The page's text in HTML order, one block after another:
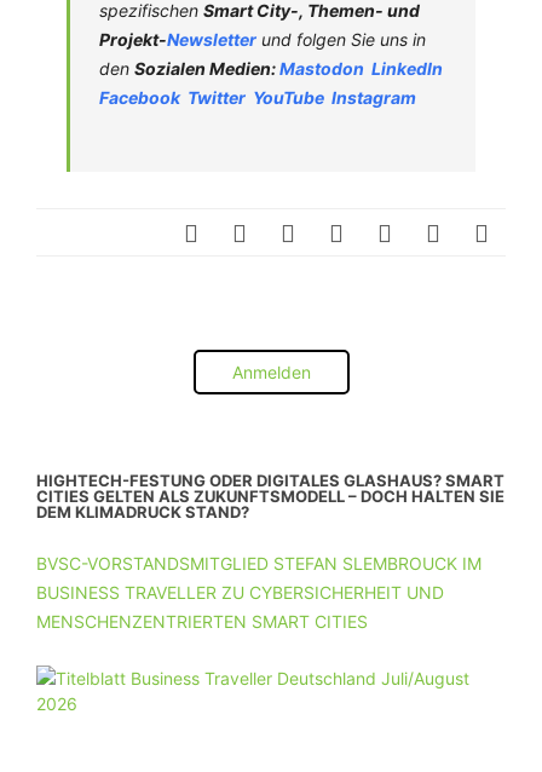
spezifischen Smart City-, Themen- und
Projekt-Newsletter und folgen Sie uns in
den Sozialen Medien:Mastodon LinkedIn
Facebook Twitter YouTube Instagram
Anmelden
HIGHTECH-FESTUNG ODER DIGITALES GLASHAUS? SMART
CITIES GELTEN ALS ZUKUNFTSMODELL – DOCH HALTEN SIE
DEM KLIMADRUCK STAND?
BVSC-VORSTANDSMITGLIED STEFAN SLEMBROUCK IM
BUSINESS TRAVELLER ZU CYBERSICHERHEIT UND
MENSCHENZENTRIERTEN SMART CITIES